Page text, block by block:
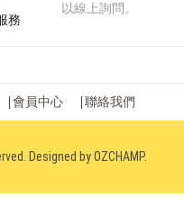
務
以線上詢問。
會員中心 聯絡我們
Designed byOZCHAMP.